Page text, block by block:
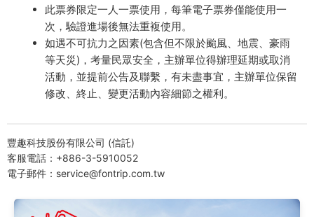
此票券限定一人一票使用，每筆電子票券僅能使用一
次，驗證進場後無法重複使用。
如遇不可抗力之因素(包含但不限於颱風、地震、豪雨
等天災)，考量民眾安全，主辦單位得辦理延期或取消
活動，並提前公告及聯繫，有未盡事宜，主辦單位保留
修改、終止、變更活動內容細節之權利。
豐趣科技股份有限公司 (信託)
客服電話：+886-3-5910052
電子郵件：service@fontrip.com.tw